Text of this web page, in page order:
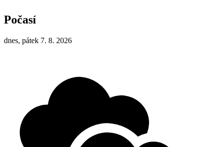
Počasí
dnes, pátek 7. 8. 2026